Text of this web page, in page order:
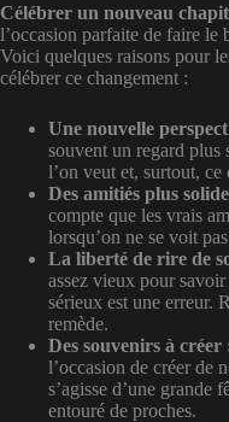
Célébrer un nouveau
l’occasion parfaite de faire le
Voici quelques raisons pour
célébrer ce changement :
Une nouvelle
souvent un regard plus
l’on veut et, surtout, ce
Des amitiés plus
compte que les vrais
lorsqu’on ne se voit
La liberté de rire de
assez vieux pour
sérieux est une erreur.
remède.
Des souvenirs à créer
l’occasion de créer de
s’agisse d’une grande
entouré de proches.